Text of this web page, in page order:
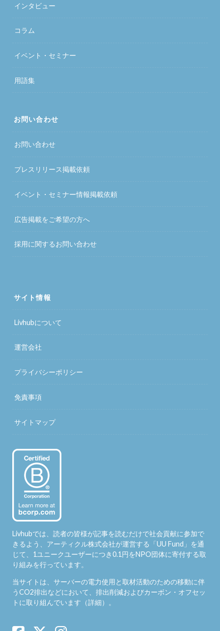
インタビュー
コラム
イベント・セミナー
用語集
お問い合わせ
お問い合わせ
プレスリリース掲載依頼
イベント・セミナー情報掲載依頼
広告掲載をご希望の方へ
採用に関するお問い合わせ
サイト情報
Livhubについて
運営会社
プライバシーポリシー
免責事項
サイトマップ
Livhubでは、読者の皆様が記事を読むだけで社会貢献に参加で
きるよう、アーティクル株式会社が運営する「UU Fund 」を通
じて、1ユニークユーザーにつき0.1円をNPO団体に寄付する取
り組みを行っています。
当サイトは、サーバーの電力使用と取材活動のための移動に伴
うCO2排出などにおいて、排出削減およびカーボン・オフセッ
トに取り組んでいます（詳細）。